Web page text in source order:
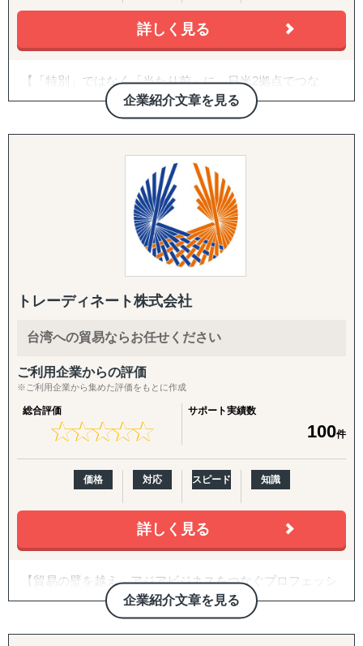
る」
などいったお悩みを抱えています。こういったお悩みの企
業のご担当者は、ぜひ一度、アクシアマーケティングにご
東南アジアや中国、韓国、インドをはじめ、北米や欧州と
いった幅広い国・地域での調査実績があり、調査・分析に
特化している弊社が、貴社の海外事業の成功に向けて、伴
走支援させていただきます。
【主要サービスメニュー】
【よくご相談いただく内容】
「どの国・地域に参入すべきかわからない」
「進出に踏み切れる客観的データがない」
「海外進出がはじめてだから落とし穴が多そうで困ってい
「市場規模や成長性を正確に把握できていない」
「公開情報が少ないニッチな市場を細かい粒度で分析した
い」
「現地の消費者ニーズや嗜好が理解できない」
「競合他社の動向や市場内でのポジショニング戦略が定ま
らない」
「法規制、税制、輸入関税などの複雑な規制を把握するの
が難しい」
「効果的なマーケティング戦略や販売チャネルを見つけ出
「現地でのビジネスパートナー探しや信頼できるサプライ
「その地域特有の慣習、文化を把握できていない」
など
①市場調査
詳しく見る
企業紹介文章を見る
【「特別」ではなく「当たり前」に。日米2拠点でつな
ぐ、伴走型の海外進出支援】
株式会社グロスペリティは、**「海外進出の成功を"特
別"ではなく"当たり前"にする」**ことをミッションに掲
げ、日本企業の海外展開を構想段階から実行・継続フェー
ズまで一気通貫で支援する海外ビジネス支援会社です。福
岡本社・東京オフィスに加え、米国ロサンゼルスに現地法
人、オレゴンとLAに物流・在庫拠点を有し、日本側の戦略
立案と米国現地での実行を、同じチームでシームレスにつ
なぐ体制を強みとしています。
年間約50社、累計100社以上の日本企業の海外進出をご支
援。食品・日用品・キッチン用品・伝統工芸品・スポーツ
用品・機械部品・化粧品など、対応業界は10以上にわたり
ます。「英語ができない」「輸出経験がない」中小企業の
最初の一歩から、本格的な売上拡大までを、日本語で安心
してご相談いただけます。
【こんなお悩みをお持ちの企業さまへ】
・海外展開に興味はあるが、「どの国に・何を・どうやっ
て」売るかの方向性が定まっていない
・現地に売り込む営業リソース・ノウハウが社内にない
・自社に合うパートナー・代理店をどう探せばよいかわか
らない
・Amazon USや越境ECに出したいが、出品・運用のノウ
ハウがない
・海外事業の戦略を相談できる相手が社内にいない
【サービス概要】
トレーディネート株式会社
台湾への貿易ならお任せください
ご利用企業からの評価
※ご利用企業から集めた評価をもとに作成
総合評価
★★★★★
★★★★★
サポート実績数
100件
価格 対応 スピード 知識
詳しく見る
企業紹介文章を見る
【貿易の壁を越え、アジアビジネスをつなぐプロフェッシ
ョナル】
トレーディネート株式会社は「貿易を通じて人と人をつな
げる」という理念のもと、